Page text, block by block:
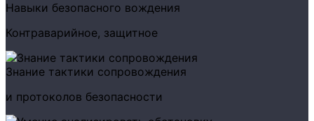
Навыки безопасного вождения
Контраварийное, защитное
Знание тактики сопровождения
и протоколов безопасности